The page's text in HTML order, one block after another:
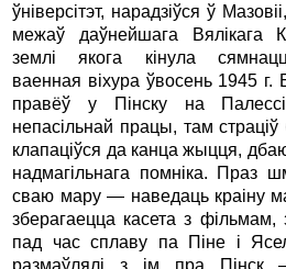
ўніверсітэт, нарадзіўся ў
межаў даўнейшага Вялікага
землі якога кінула
ваенная віхура ўвосень 1945
правёў у Пінску на
непасільнай працы, там страціў
клапаціўся да канца жыцця,
надмагільнага помніка. Праз
сваю мару — наведаць краіну
зберагаецца касета з
пад час сплаву па Піне і
размаўлялі з ім пра